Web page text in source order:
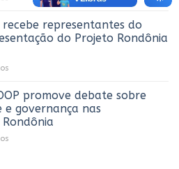
de
comunicação
cooperativista
históricos
no
AnuárioCoop
Sistema
OCB/RO
prestigia
comemoração
Caminhoneiro
promovida
pela
Cooperativa
recebe representantes do
do Projeto Rondônia
OCB/RO
recebe
representantes
do
promove debate sobre
governança nas